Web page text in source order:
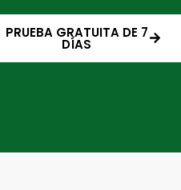
PRUEBA GRATUITA DE 7
DÍAS